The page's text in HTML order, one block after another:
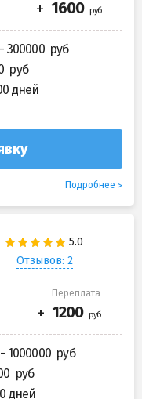
300000
дней
Подробнее
Отзывов: 2
Переплата
1000000
дней